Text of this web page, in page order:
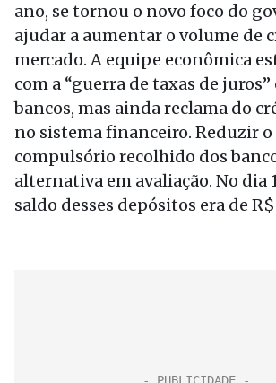
ano, se tornou o novo foco do
ajudar a aumentar o volume de
mercado. A equipe econômica
com a “guerra de taxas de
bancos, mas ainda reclama do
no sistema financeiro. Reduzir
compulsório recolhido dos
alternativa em avaliação. No dia
saldo desses depósitos era de